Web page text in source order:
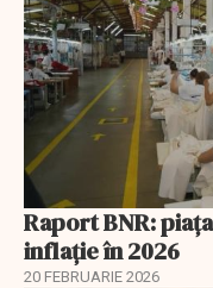
Raport BNR:
inflație în 2026
20 FEBRUARIE 2026